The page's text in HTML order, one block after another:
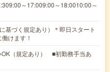
～17:009:00～18:0010:00～
基づく規定あり）＊即日スタート
けます！
（規定あり） ■初勤務手当あ